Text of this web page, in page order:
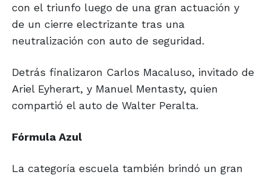
con el triunfo luego de una gran actuación y
de un cierre electrizante tras una
neutralización con auto de seguridad.
Detrás finalizaron Carlos Macaluso, invitado de
Ariel Eyherart, y Manuel Mentasty, quien
compartió el auto de Walter Peralta.
Fórmula Azul
La categoría escuela también brindó un gran